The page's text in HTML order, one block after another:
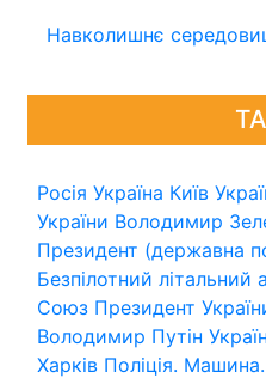
Навколишнє
Росія Україна Київ
України Володимир
Президент (державна
Безпілотний літальний
Союз Президент
Володимир Путін
Харків Поліція. Машина.